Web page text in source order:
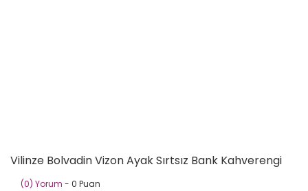
Vilinze Bolvadin Vizon Ayak Sırtsız Bank Kahverengi
(0) Yorum - 0 Puan